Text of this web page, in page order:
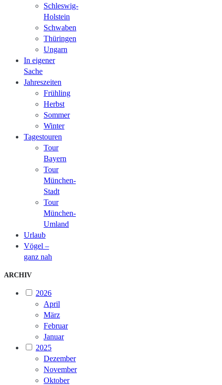
Schleswig-
Holstein
Schwaben
Thüringen
Ungarn
In eigener
Sache
Jahreszeiten
Frühling
Herbst
Sommer
Winter
Tagestouren
Tour
Bayern
Tour
München-
Stadt
Tour
München-
Umland
Urlaub
Vögel –
ganz nah
ARCHIV
2026
April
März
Februar
Januar
2025
Dezember
November
Oktober